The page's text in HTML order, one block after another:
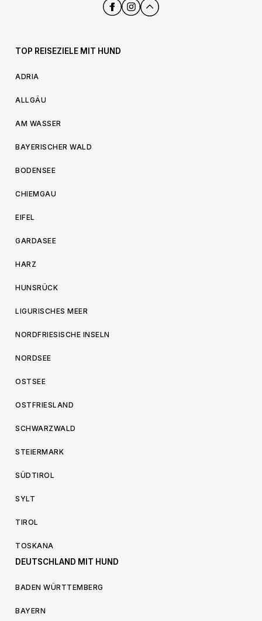
TOP REISEZIELE MIT HUND
ADRIA
ALLGÄU
AM WASSER
BAYERISCHER WALD
BODENSEE
CHIEMGAU
EIFEL
GARDASEE
HARZ
HUNSRÜCK
LIGURISCHES MEER
NORDFRIESISCHE INSELN
NORDSEE
OSTSEE
OSTFRIESLAND
SCHWARZWALD
STEIERMARK
SÜDTIROL
SYLT
TIROL
TOSKANA
DEUTSCHLAND MIT HUND
BADEN WÜRTTEMBERG
BAYERN